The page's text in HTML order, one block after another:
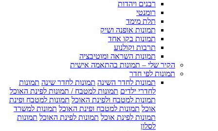
רבנים ויהדות
רומנטי
תלת מימד
תמונות אופנה ושיק
תמונות בקו אחד
תרבות וקולנוע
תמונות השראה ומוטיבציה
הקיר שלי – תמונות בהתאמה אישית
תמונות לפי חדר
תמונות לחדר השינה תמונות לחדר שינה תמונות
לחדרי ילדים תמונות למטבח / תמונות לפינת האוכל
תמונות למטבח ולפינת האוכל תמונות למטבח ופינת
אוכל תמונות למטבח ופינת האוכל תמונות למשרד
תמונות לפינת אוכל תמונות לפינת האוכל תמונות
לסלון